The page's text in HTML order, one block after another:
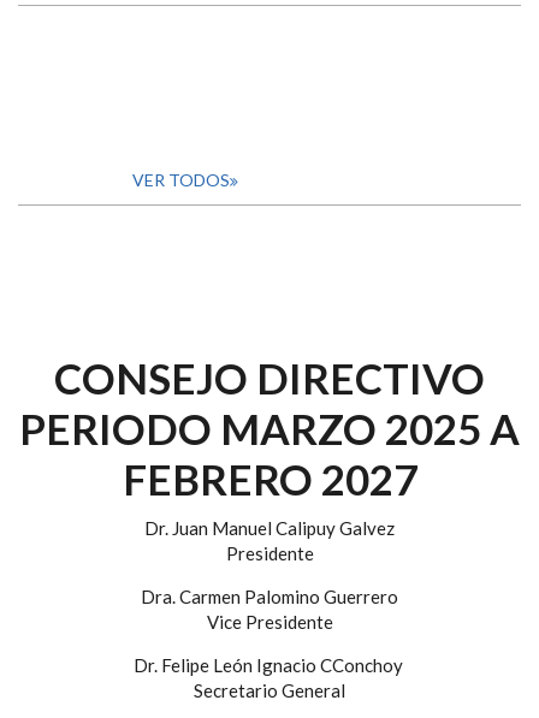
VER TODOS
CONSEJO DIRECTIVO
PERIODO MARZO 2025 A
FEBRERO 2027
Dr. Juan Manuel Calipuy Galvez
Presidente
Dra. Carmen Palomino Guerrero
Vice Presidente
Dr. Felipe León Ignacio CConchoy
Secretario General